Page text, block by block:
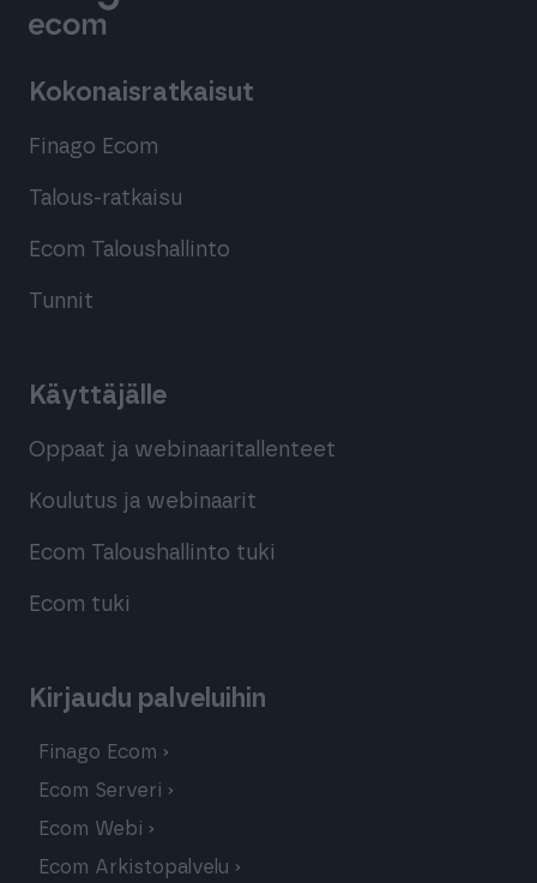
Kokonaisratkaisut
Finago Ecom
Talous-ratkaisu
Ecom Taloushallinto
Tunnit
Käyttäjälle
Oppaat ja webinaaritallenteet
Koulutus ja webinaarit
Ecom Taloushallinto tuki
Ecom tuki
Kirjaudu palveluihin
Finago Ecom
Ecom Serveri
Ecom Webi
Ecom Arkistopalvelu